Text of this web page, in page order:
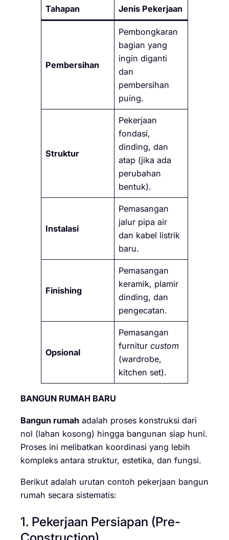
Tahapan Jenis Pekerjaan
Pembersihan
Pembongkaran
bagian yang
ingin diganti
dan
pembersihan
puing.
Struktur
Pekerjaan
fondasi,
dinding, dan
atap (jika ada
perubahan
bentuk).
Instalasi
Pemasangan
jalur pipa air
dan kabel listrik
baru.
Finishing
Pemasangan
keramik, plamir
dinding, dan
pengecatan.
Opsional
Pemasangan
furniturcustom
(wardrobe,
kitchen set).
BANGUN RUMAH BARU
Bangun rumah adalah proses konstruksi dari
nol (lahan kosong) hingga bangunan siap huni.
Proses ini melibatkan koordinasi yang lebih
kompleks antara struktur, estetika, dan fungsi.
Berikut adalah urutan contoh pekerjaan bangun
rumah secara sistematis:
1. Pekerjaan Persiapan (Pre-